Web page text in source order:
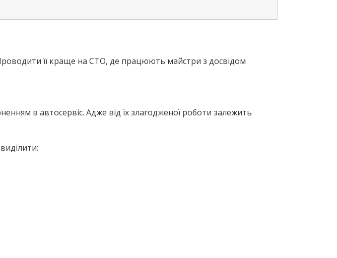
її краще на СТО, де працюють майстри з досвідом
в автосервіс. Адже від їх злагодженої роботи залежить